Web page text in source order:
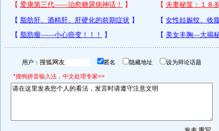
用户： 匿名 隐藏地址 设为辩论话题
*搜狗拼音输入法，中文处理专家>>